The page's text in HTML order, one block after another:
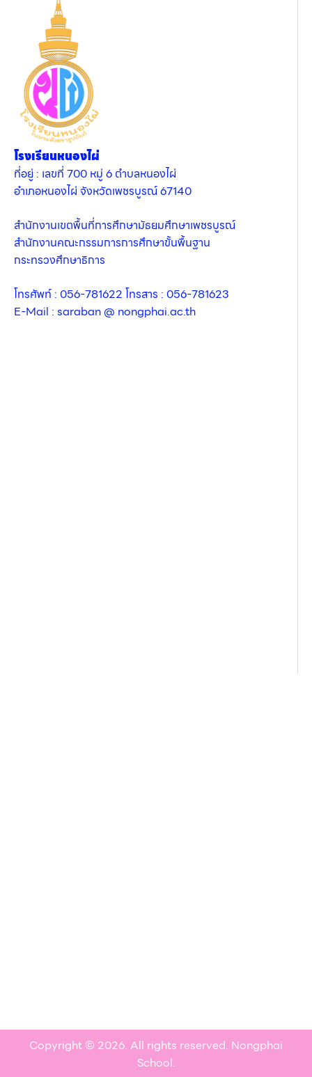
โรงเรียนหนองไผ่
ที่อยู่ : เลขที่ 700 หมู่ 6 ตำบลหนองไผ่
อำเภอหนองไผ่ จังหวัดเพชรบูรณ์ 67140
สำนักงานเขตพื้นที่การศึกษามัธยมศึกษาเพชรบูรณ์
สำนักงานคณะกรรมการการศึกษาขั้นพื้นฐาน
กระทรวงศึกษาธิการ
โทรศัพท์ : 056-781622 โทรสาร : 056-781623
E-Mail : saraban @ nongphai.ac.th
Copyright © 2026. All rights reserved. Nongphai
School.